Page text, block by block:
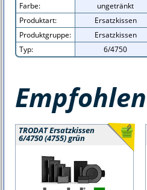
Farbe:
ungetränkt
Produktart:
Ersatzkissen
Produktgruppe:
Ersatzkissen
Typ:
6/4750
TRODAT Ersatzkissen
6/4750 (4755) grün